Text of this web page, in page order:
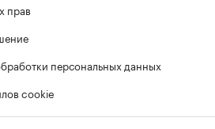
прав
персональных данных
cookie